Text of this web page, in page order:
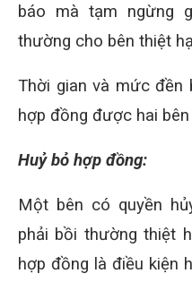
báo mà tạm ngừng
thường cho bên thiệt
Thời gian và mức đền
hợp đồng được hai
Huỷ bỏ hợp đồng:
Một bên có quyền
phải bồi thường thiệt
hợp đồng là điều kiện